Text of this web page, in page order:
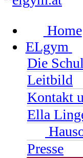
Home
ELgym
Die
Leitbild
Kontakt
Ella
Presse